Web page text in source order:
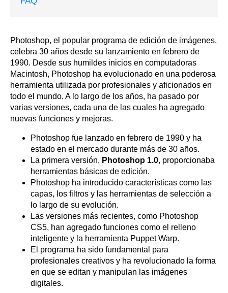
Photoshop, el popular programa de edición de imágenes,
celebra 30 años desde su lanzamiento en febrero de
1990. Desde sus humildes inicios en computadoras
Macintosh, Photoshop ha evolucionado en una poderosa
herramienta utilizada por profesionales y aficionados en
todo el mundo. A lo largo de los años, ha pasado por
varias versiones, cada una de las cuales ha agregado
nuevas funciones y mejoras.
Photoshop fue lanzado en febrero de 1990 y ha
estado en el mercado durante más de 30 años.
La primera versión, Photoshop 1.0, proporcionaba
herramientas básicas de edición.
Photoshop ha introducido características como las
capas, los filtros y las herramientas de selección a
lo largo de su evolución.
Las versiones más recientes, como Photoshop
CS5, han agregado funciones como el relleno
inteligente y la herramienta Puppet Warp.
El programa ha sido fundamental para
profesionales creativos y ha revolucionado la forma
en que se editan y manipulan las imágenes
digitales.